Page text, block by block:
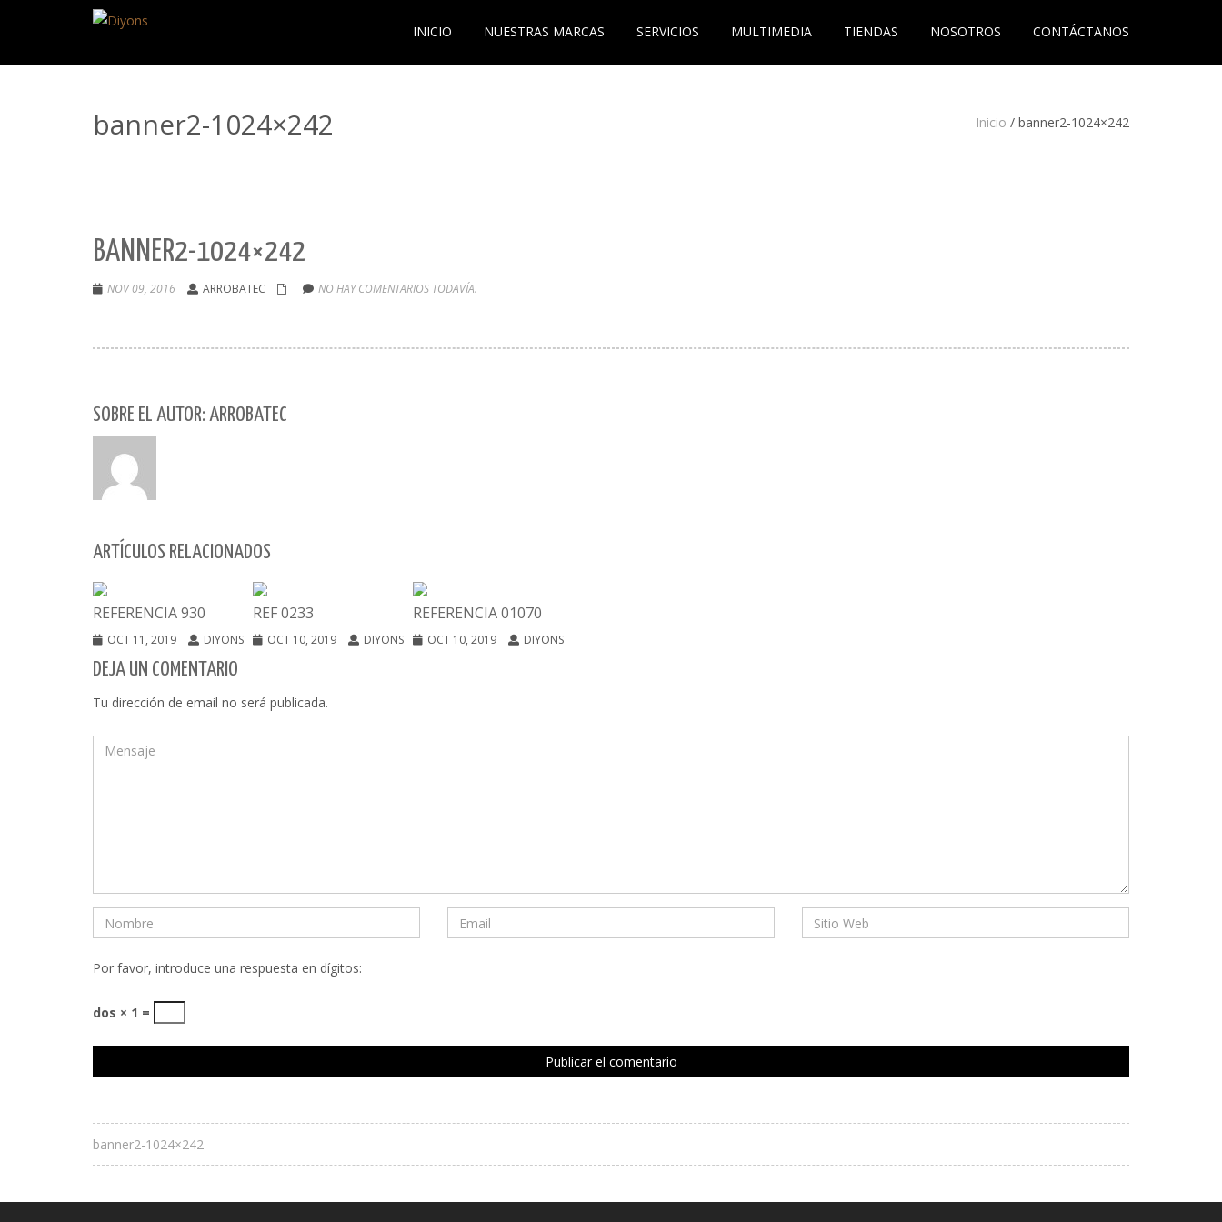
INICIO NUESTRAS MARCAS SERVICIOS MULTIMEDIA TIENDAS NOSOTROS CONTÁCTANOS
banner2-1024×242 Inicio / banner2-1024×242
BANNER2-1024×242
NOV 09, 2016 ARROBATEC NO HAY COMENTARIOS TODAVÍA.
SOBRE EL AUTOR: ARROBATEC
ARTÍCULOS RELACIONADOS
REFERENCIA 930
OCT 11, 2019 DIYONS
REF 0233
OCT 10, 2019 DIYONS
REFERENCIA 01070
OCT 10, 2019 DIYONS
DEJA UN COMENTARIO
Tu dirección de email no será publicada.
Por favor, introduce una respuesta en dígitos:
dos × 1 =
banner2-1024×242